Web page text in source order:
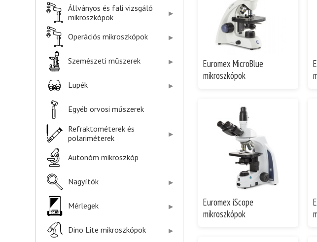
Állványos és fali vizsgáló
mikroszkópok
Operációs mikroszkópok
Szemészeti műszerek
Lupék
Egyéb orvosi műszerek
Refraktométerek és
polariméterek
Autonóm mikroszkóp
Nagyítók
Mérlegek
Dino Lite mikroszkópok
Euromex MicroBlue
mikroszkópok
Euromex iScope
mikroszkópok